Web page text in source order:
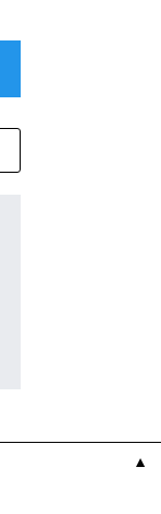
▼